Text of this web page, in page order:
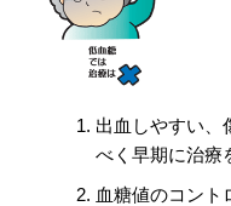
出血しやすい、
べく早期に治療
血糖値のコント